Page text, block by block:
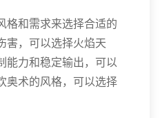
格和需求来选择合适的
害，可以选择火焰天
能力和稳定输出，可以
奥术的风格，可以选择